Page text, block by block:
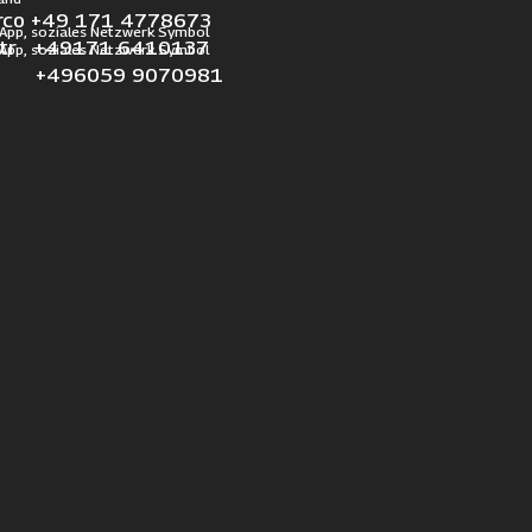
+49 171 4778673
+49171 6410137
+496059 9070981